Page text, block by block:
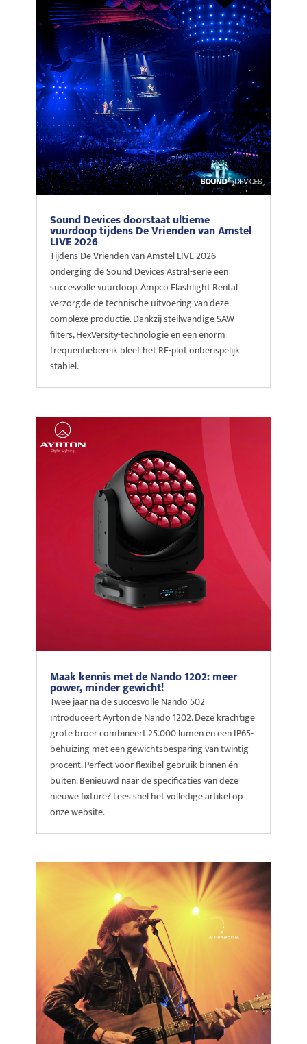
Sound Devices doorstaat ultieme
vuurdoop tijdens De Vrienden van Amstel
LIVE 2026
Tijdens De Vrienden van Amstel LIVE 2026
onderging de Sound Devices Astral-serie een
succesvolle vuurdoop. Ampco Flashlight Rental
verzorgde de technische uitvoering van deze
complexe productie. Dankzij steilwandige SAW-
filters, HexVersity-technologie en een enorm
frequentiebereik bleef het RF-plot onberispelijk
stabiel.
Maak kennis met de Nando 1202: meer
power, minder gewicht!
Twee jaar na de succesvolle Nando 502
introduceert Ayrton de Nando 1202. Deze krachtige
grote broer combineert 25.000 lumen en een IP65-
behuizing met een gewichtsbesparing van twintig
procent. Perfect voor flexibel gebruik binnen én
buiten. Benieuwd naar de specificaties van deze
nieuwe fixture? Lees snel het volledige artikel op
onze website.